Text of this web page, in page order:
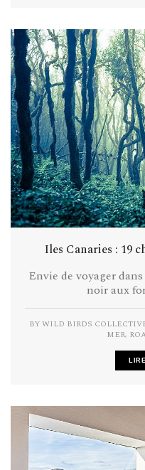
Iles Canaries : 19
Envie de voyager
noir aux
BYWILD BIRDS
MER,